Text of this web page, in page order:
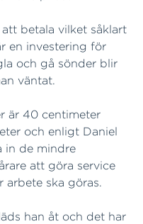
betala vilket såklart
en investering för
och gå sönder blir
väntat.
är 40 centimeter
och enligt Daniel
in de mindre
att göra service
arbete ska göras.
han åt och det har